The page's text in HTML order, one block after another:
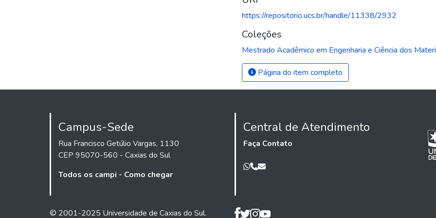
https://repositorio.ucs.br/handle/11338/2932
Coleções
Mestrado Acadêmico em Engenharia e Ciência dos
Página do item completo
Campus-Sede
Rua Francisco Getúlio Vargas, 1130
CEP 95070-560 - Caxias do Sul
Todos os campi - Como chegar
Central de Atendimento
Faça Contato
© 2001-2025 Universidade de Caxias do Sul.